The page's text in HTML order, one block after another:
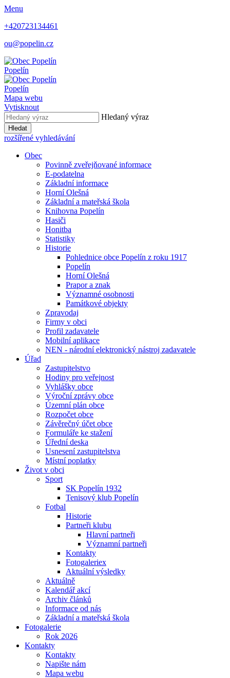
Menu
+420723134461
ou@popelin.cz
Popelín
Popelín
Mapa webu
Vytisknout
Hledaný výraz
Hledat
rozšířené vyhledávání
Obec
Povinně zveřejňované informace
E-podatelna
Základní informace
Horní Olešná
Základní a mateřská škola
Knihovna Popelín
Hasiči
Honitba
Statistiky
Historie
Pohlednice obce Popelín z roku 1917
Popelín
Horní Olešná
Prapor a znak
Významné osobnosti
Památkové objekty
Zpravodaj
Firmy v obci
Profil zadavatele
Mobilní aplikace
NEN - národní elektronický nástroj zadavatele
Úřad
Zastupitelstvo
Hodiny pro veřejnost
Vyhlášky obce
Výroční zprávy obce
Územní plán obce
Rozpočet obce
Závěrečný účet obce
Formuláře ke stažení
Úřední deska
Usnesení zastupitelstva
Místní poplatky
Život v obci
Sport
SK Popelín 1932
Tenisový klub Popelín
Fotbal
Historie
Partneři klubu
Hlavní partneři
Významní partneři
Kontakty
Fotogaleriex
Aktuální výsledky
Aktuálně
Kalendář akcí
Archiv článků
Informace od nás
Základní a mateřská škola
Fotogalerie
Rok 2026
Kontakty
Kontakty
Napište nám
Mapa webu